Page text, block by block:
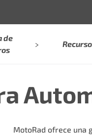
de
MotoRad ofrece una